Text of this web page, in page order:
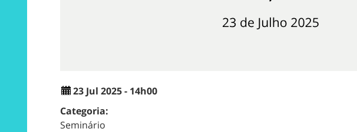
23 Jul 2025 - 14h00
Categoria:
Seminário